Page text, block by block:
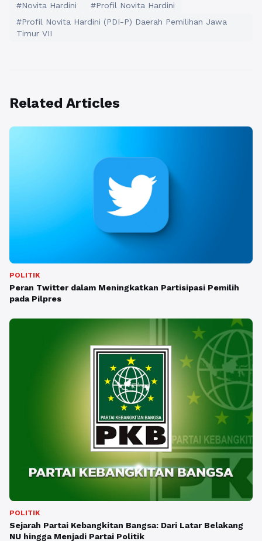
#Novita Hardini
#Profil Novita Hardini
#Profil Novita Hardini (PDI-P) Daerah Pemilihan Jawa
Timur VII
Related Articles
POLITIK
Peran Twitter dalam Meningkatkan Partisipasi Pemilih
pada Pilpres
POLITIK
Sejarah Partai Kebangkitan Bangsa: Dari Latar Belakang
NU hingga Menjadi Partai Politik